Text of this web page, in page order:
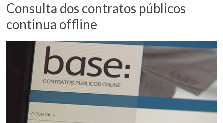
Consulta dos contratos públicos
continua offline